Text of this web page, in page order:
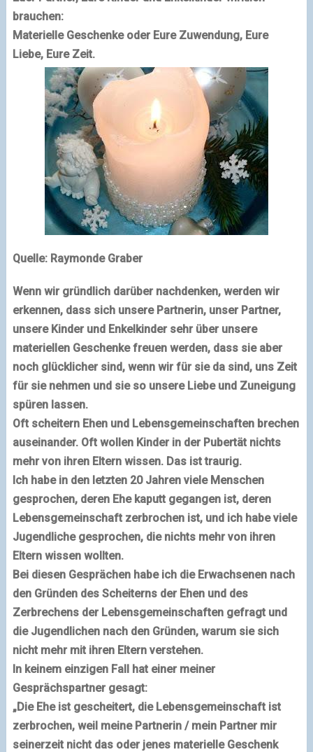
brauchen:
Materielle Geschenke oder Eure Zuwendung, Eure
Liebe, Eure Zeit.
Quelle: Raymonde Graber
Wenn wir gründlich darüber nachdenken, werden wir
erkennen, dass sich unsere Partnerin, unser Partner,
unsere Kinderund Enkelkinder sehr über unsere
materiellen Geschenke freuen werden, dass sie aber
noch glücklicher sind, wenn wir für sie da sind, uns Zeit
für sie nehmen und sie so unsere Liebe und Zuneigung
spüren lassen.
Oft scheitern Ehen und Lebensgemeinschaften brechen
auseinander. Oft wollen Kinder in der Pubertät nichts
mehr von ihren Eltern wissen. Das ist traurig.
Ich habe in den letzten 20 Jahren viele Menschen
gesprochen, deren Ehe kaputt gegangen ist, deren
Lebensgemeinschaft zerbrochen ist, und ich habe viele
Jugendliche gesprochen, die nichts mehr von ihren
Eltern wissen wollten.
Bei diesen Gesprächen habe ich die Erwachsenen nach
den Gründen des Scheiterns der Ehen und des
Zerbrechens der Lebensgemeinschaften gefragt und
die Jugendlichen nach den Gründen, warum sie sich
nicht mehr mit ihren Eltern verstehen.
In keinem einzigen Fall hat einer meiner
Gesprächspartner gesagt:
„Die Ehe ist gescheitert, die Lebensgemeinschaft ist
zerbrochen, weil meine Partnerin / mein Partner mir
seinerzeit nicht das oder jenes materielle Geschenk